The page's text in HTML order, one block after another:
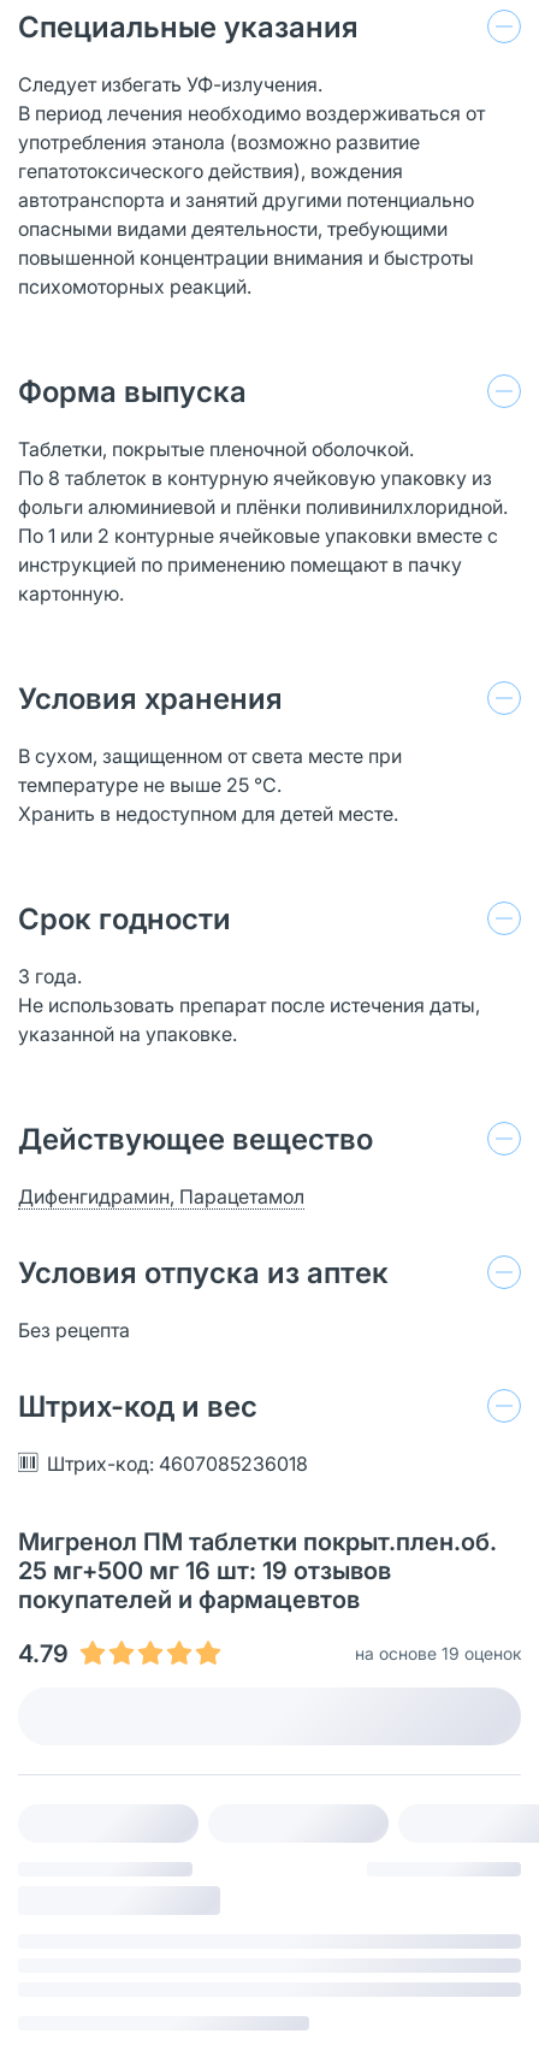
Специальные указания
Следует избегать УФ-излучения.
В период лечения необходимо воздерживаться от
употребления этанола (возможно развитие
гепатотоксического действия), вождения
автотранспорта и занятий другими потенциально
опасными видами деятельности, требующими
повышенной концентрации внимания и быстроты
психомоторных реакций.
Форма выпуска
Таблетки, покрытые пленочной оболочкой.
По 8 таблеток в контурную ячейковую упаковку из
фольги алюминиевой и плёнки поливинилхлоридной.
По 1 или 2 контурные ячейковые упаковки вместе с
инструкцией по применению помещают в пачку
картонную.
Условия хранения
В сухом, защищенном от света месте при
температуре не выше 25 °С.
Хранить в недоступном для детей месте.
Срок годности
3 года.
Не использовать препарат после истечения даты,
указанной на упаковке.
Действующее вещество
Дифенгидрамин, Парацетамол
Условия отпуска из аптек
Без рецепта
Штрих-код и вес
Штрих-код: 4607085236018
Мигренол ПМ таблетки покрыт.плен.об.
25 мг+500 мг 16 шт: 19 отзывов
покупателей и фармацевтов
4.79
на основе 19 оценок